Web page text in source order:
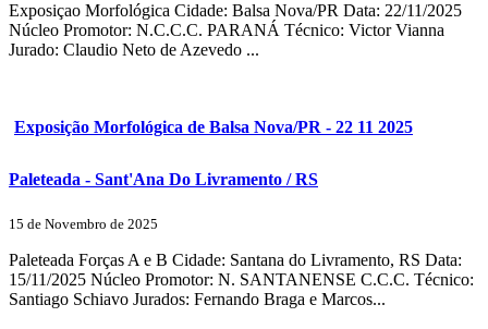
Exposiçao Morfológica Cidade: Balsa Nova/PR Data: 22/11/2025
Núcleo Promotor: N.C.C.C. PARANÁ Técnico: Victor Vianna
Jurado: Claudio Neto de Azevedo ...
Exposição Morfológica de Balsa Nova/PR - 22 11 2025
Paleteada - Sant'Ana Do Livramento / RS
15 de Novembro de 2025
Paleteada Forças A e B Cidade: Santana do Livramento, RS Data:
15/11/2025 Núcleo Promotor: N. SANTANENSE C.C.C. Técnico:
Santiago Schiavo Jurados: Fernando Braga e Marcos...